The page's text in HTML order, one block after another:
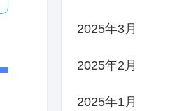
2025年3月
2025年2月
2025年1月